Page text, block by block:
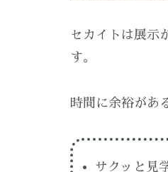
セカイトは展示
す。
時間に余裕があ
サクッと見